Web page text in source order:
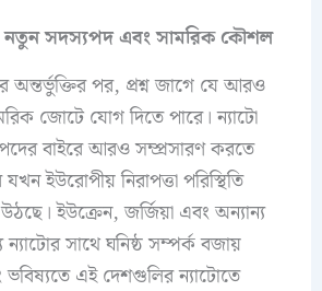
নতুন সদস্যপদ এবং সামরিক কৌশল
অন্তর্ভুক্তির পর, প্রশ্ন জাগে যে আরও
জোটে যোগ দিতে পারে। ন্যাটো
বাইরে আরও সম্প্রসারণ করতে
ইউরোপীয় নিরাপত্তা পরিস্থিতি
ইউক্রেন, জর্জিয়া এবং অন্যান্য
সাথে ঘনিষ্ঠ সম্পর্ক বজায়
এই দেশগুলির ন্যাটোতে